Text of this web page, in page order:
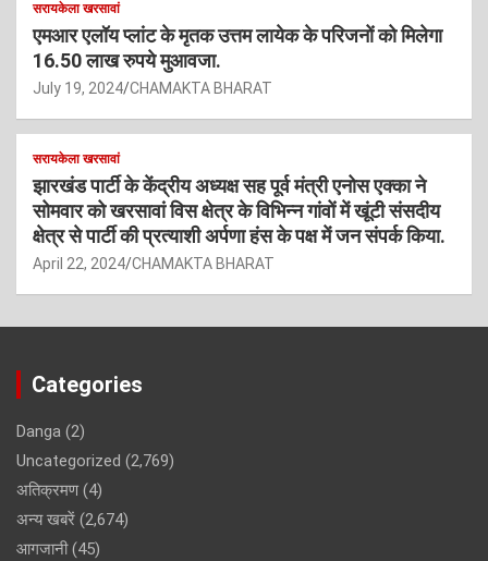
सरायकेला खरसावां
एमआर एलॉय प्लांट के मृतक उत्तम लायेक के परिजनों को मिलेगा
16.50 लाख रुपये मुआवजा.
July 19, 2024 CHAMAKTA BHARAT
सरायकेला खरसावां
झारखंड पार्टी के केंद्रीय अध्यक्ष सह पूर्व मंत्री एनोस एक्का ने
सोमवार को खरसावां विस क्षेत्र के विभिन्न गांवों में खूंटी संसदीय
क्षेत्र से पार्टी की प्रत्याशी अर्पणा हंस के पक्ष में जन संपर्क किया.
April 22, 2024 CHAMAKTA BHARAT
Categories
Danga (2)
Uncategorized (2,769)
अतिक्रमण(4)
अन्य खबरें (2,674)
आगजानी(45)